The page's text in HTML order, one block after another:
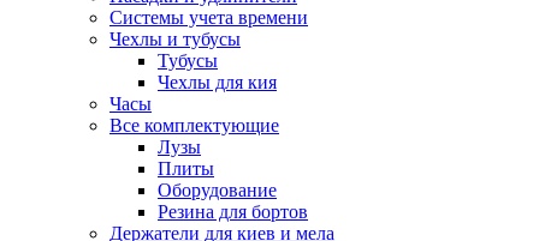
Системы учета времени
Чехлы и тубусы
Тубусы
Чехлы для кия
Часы
Все комплектующие
Лузы
Плиты
Оборудование
Резина для бортов
Держатели для киев и мела